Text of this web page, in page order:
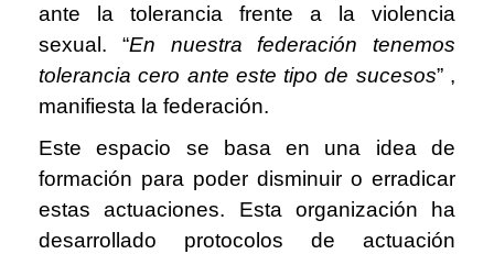
ante la tolerancia frente a la violencia
sexual. “En nuestra federación tenemos
tolerancia cero ante este tipo de sucesos” ,
manifiesta la federación.
Este espacio se basa en una idea de
formación para poder disminuir o erradicar
estas actuaciones. Esta organización ha
desarrollado protocolos de actuación